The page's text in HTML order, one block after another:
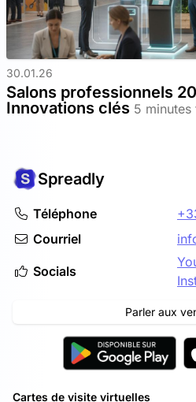
30.01.26
Salons professionnels
Innovations clés 5
Spreadly
Téléphone
Courriel
Socials
Parler aux
Cartes de visite virtuelles